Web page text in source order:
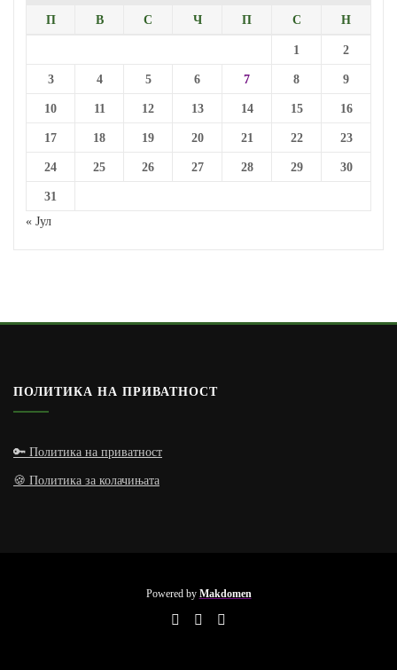
П В С Ч П С Н
1 2
3 4 5 6 7 8 9
10 11 12 13 14 15 16
17 18 19 20 21 22 23
24 25 26 27 28 29 30
31
« Јул
ПОЛИТИКА НА ПРИВАТНОСТ
🔑 Политика на приватност
🍪 Политика за колачињата
Powered by Makdomen